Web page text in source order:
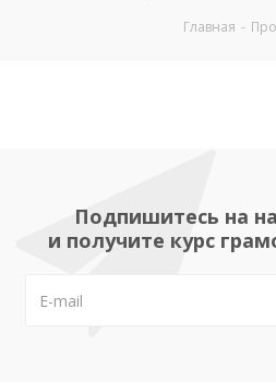
Главная -
Подпишитесь на
и получите курс